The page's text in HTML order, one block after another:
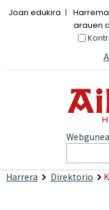
Joan edukira
arauen
Harrera Direktorio